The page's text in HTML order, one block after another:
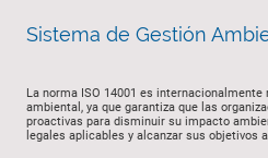
Sistema de Gestión
La norma ISO 14001 es
ambiental, ya que garantiza que las
proactivas para disminuir su impacto
legales aplicables y alcanzar sus objetivos